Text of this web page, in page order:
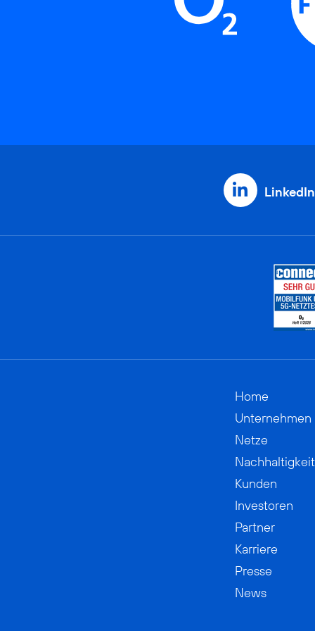
LinkedIn
Home
Unternehmen
Netze
Nachhaltigkeit
Kunden
Investoren
Partner
Karriere
Presse
News